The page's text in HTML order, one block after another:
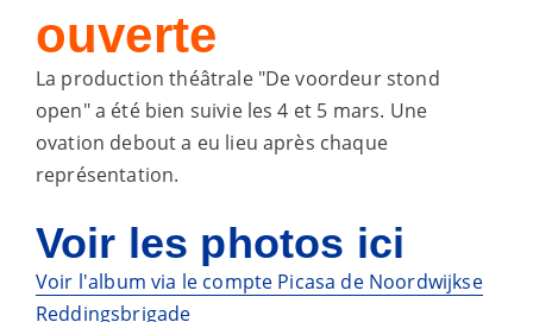
ouverte
La production théâtrale "De voordeur stond
open" a été bien suivie les 4 et 5 mars. Une
ovation debout a eu lieu après chaque
représentation.
Voir les photos ici
Voir l'album via le compte Picasa de Noordwijkse
Reddingsbrigade